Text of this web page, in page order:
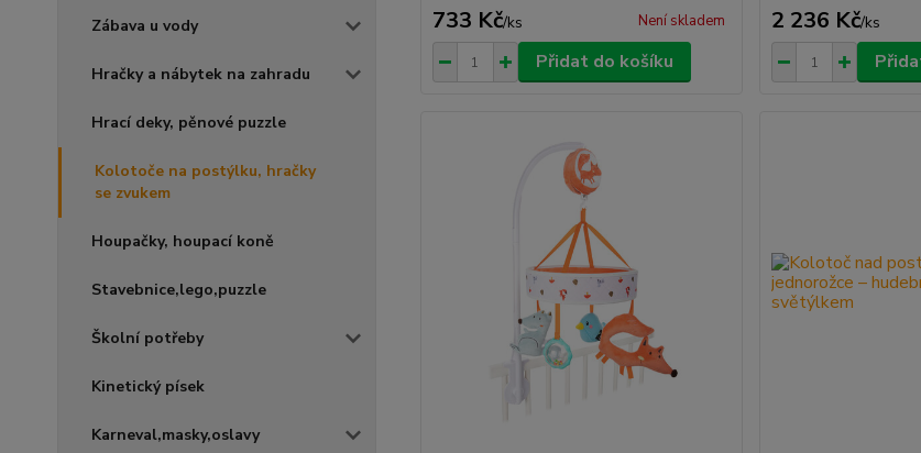
Zábava u vody
Hračky a nábytek na zahradu
Hrací deky, pěnové puzzle
Kolotoče na postýlku, hračky
se zvukem
Houpačky, houpací koně
Stavebnice,lego,puzzle
Školní potřeby
Kinetický písek
Karneval,masky,oslavy
733 Kč/ks Není skladem
Přidat do košíku
2 236 Kč/ks